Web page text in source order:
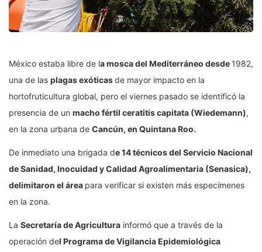
México estaba libre de la mosca del Mediterráneo desde 1982,
una de las plagas exóticasde mayor impacto en la
hortofruticultura global, pero el viernes pasado se identificó la
presencia de un macho fértil ceratitis capitata (Wiedemann),
en la zona urbana de Cancún, en Quintana Roo.
De inmediato una brigada de 14 técnicos del Servicio Nacional
de Sanidad, Inocuidad y Calidad Agroalimentaria (Senasica),
delimitaron el área para verificar si existen más especímenes
en la zona.
La Secretaría de Agricultura informó que a través de la
operación del Programa de Vigilancia Epidemiológica